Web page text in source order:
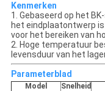
Kenmerken
1. Gebaseerd op het
het eindplaatontwerp
voor het bereiken van
2. Hoge temperatuur
levensduur van het
Parameterblad
Model Snelheid